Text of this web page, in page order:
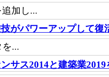
加し...
がパワーアップして復
を...
サス2014と建築業2019